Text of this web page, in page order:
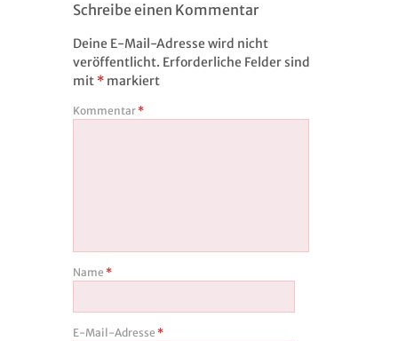
Schreibe einen Kommentar
Deine E-Mail-Adresse wird nicht
veröffentlicht. Erforderliche Felder sind
mit * markiert
Kommentar *
Name *
E-Mail-Adresse *